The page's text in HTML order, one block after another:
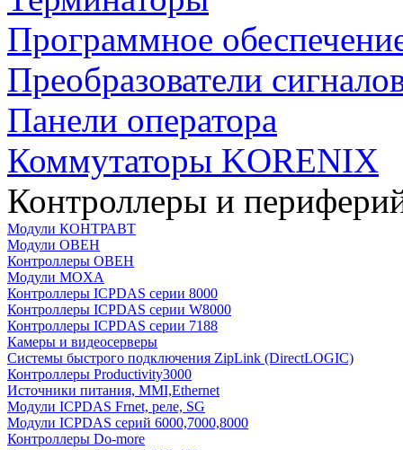
Программное
Преобразователи
Панели оператора
Коммутаторы KORENIX
Контроллеры и
Модули КОНТРАВТ
Модули ОВЕН
Контроллеры ОВЕН
Модули MOXA
Контроллеры ICPDAS серии 8000
Контроллеры ICPDAS серии W8000
Контроллеры ICPDAS серии 7188
Камеры и видеосерверы
Системы быстрого подключения ZipLink (DirectLOGIC)
Контроллеры Productivity3000
Источники питания, MMI,Ethernet
Модули ICPDAS Frnet, реле, SG
Модули ICPDAS серий 6000,7000,8000
Контроллеры Do-more